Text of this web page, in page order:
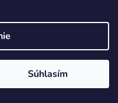
Súhlasím
zimné topánky
%)